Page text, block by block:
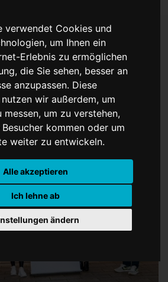
verwendet Cookies und
um Ihnen ein
Erlebnis zu ermöglichen
die Sie sehen, besser an
anzupassen. Diese
wir außerdem, um
messen, um zu verstehen,
kommen oder um
weiter zu entwickeln.
Alle akzeptieren
Ich lehne ab
ändern
für
und Meister